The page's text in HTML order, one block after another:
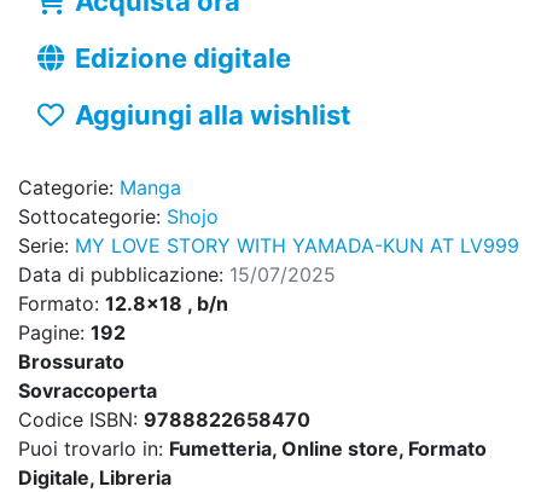
Edizione digitale
Aggiungi alla wishlist
Categorie: Manga
Sottocategorie: Shojo
Serie: MY LOVE STORY WITH YAMADA-KUN AT LV999
Data di pubblicazione: 15/07/2025
Formato: 12.8x18 , b/n
Pagine: 192
Brossurato
Sovraccoperta
Codice ISBN: 9788822658470
Puoi trovarlo in: Fumetteria, Online store, Formato
Digitale, Libreria